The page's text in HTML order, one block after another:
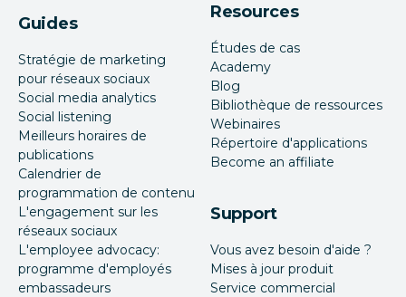
Guides
Stratégie de marketing
pour réseaux sociaux
Social media analytics
Social listening
Meilleurs horaires de
publications
Calendrier de
programmation de contenu
L'engagement sur les
réseaux sociaux
L'employee advocacy:
programme d'employés
embassadeurs
Resources
Études de cas
Academy
Blog
Bibliothèque de ressources
Webinaires
Répertoire d'applications
Become an affiliate
Support
Vous avez besoin d'aide ?
Mises à jour produit
Service commercial